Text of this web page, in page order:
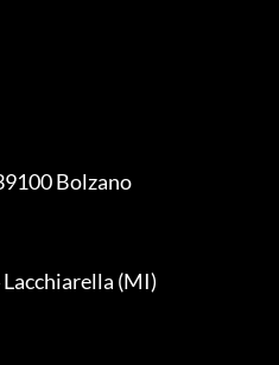
Bolzano
(MI)